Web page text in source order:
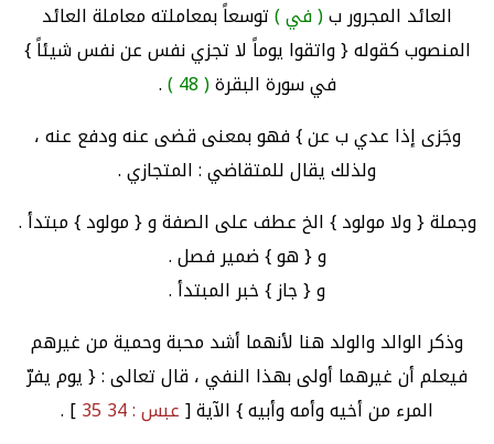
العائد المجرور ب( في )توسعاً بمعاملته معاملة العائد
المنصوب كقوله { واتقوا يوماً لا تجزي نفس عن نفس شيئاً }
في سورة البقرة( 48 )
.
وجَزى إذا عدي ب عن } فهو بمعنى قضى عنه ودفع عنه ،
ولذلك يقال للمتقاضي : المتجازي .
وجملة { ولا مولود } الخ عطف على الصفة و { مولود } مبتدأ .
و { هو } ضمير فصل .
و { جاز } خبر المبتدأ .
وذكر الوالد والولد هنا لأنهما أشد محبة وحمية من غيرهم
فيعلم أن غيرهما أولى بهذا النفي ، قال تعالى : { يوم يفرّ
المرء من أخيه وأمه وأبيه } الآية [عبس : 34 35
] .